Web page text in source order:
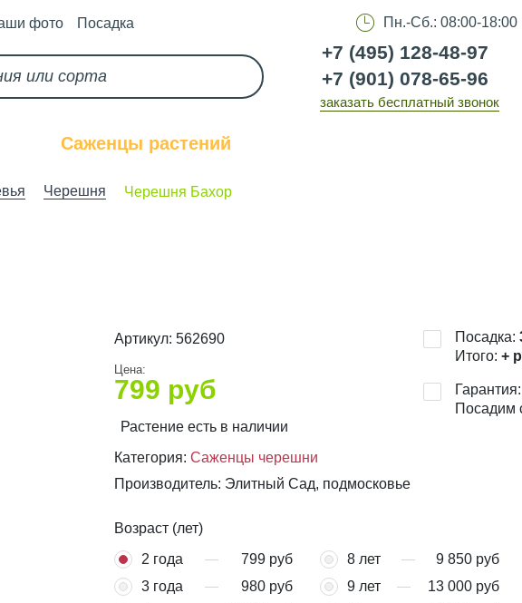
фото Посадка Пн.-Сб.: 08:00-18:00
+7 (495) 128-48-97
+7 (901) 078-65-96
заказать бесплатный звонок
Саженцы растений
Черешня Черешня Бахор
Артикул: 562690
Цена:
799 руб
Растение есть в наличии
Категория: Саженцы черешни
Посадка:
Итого: +
Гарантия:
Посадим
Производитель: Элитный Сад, подмосковье
Возраст (лет)
2 года
799 руб
3 года
980 руб
8 лет
9 850 руб
9 лет
13 000 руб